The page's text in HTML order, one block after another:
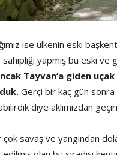
ise ülkenin eski
yapmış bu eski
Tayvan’a giden uçak
Gerçi bir kaç gün
diye aklımızdan
savaş ve yangından